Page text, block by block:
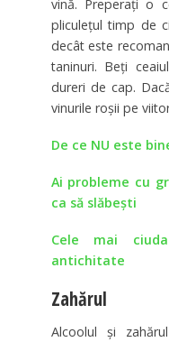
vină. Preperaţi o
pliculeţul timp de
decât este
taninuri. Beţi
dureri de cap.
vinurile roşii pe
De ce NU este
Ai probleme cu
ca să slăbeşti
Cele mai
antichitate
Zahărul
Alcoolul şi